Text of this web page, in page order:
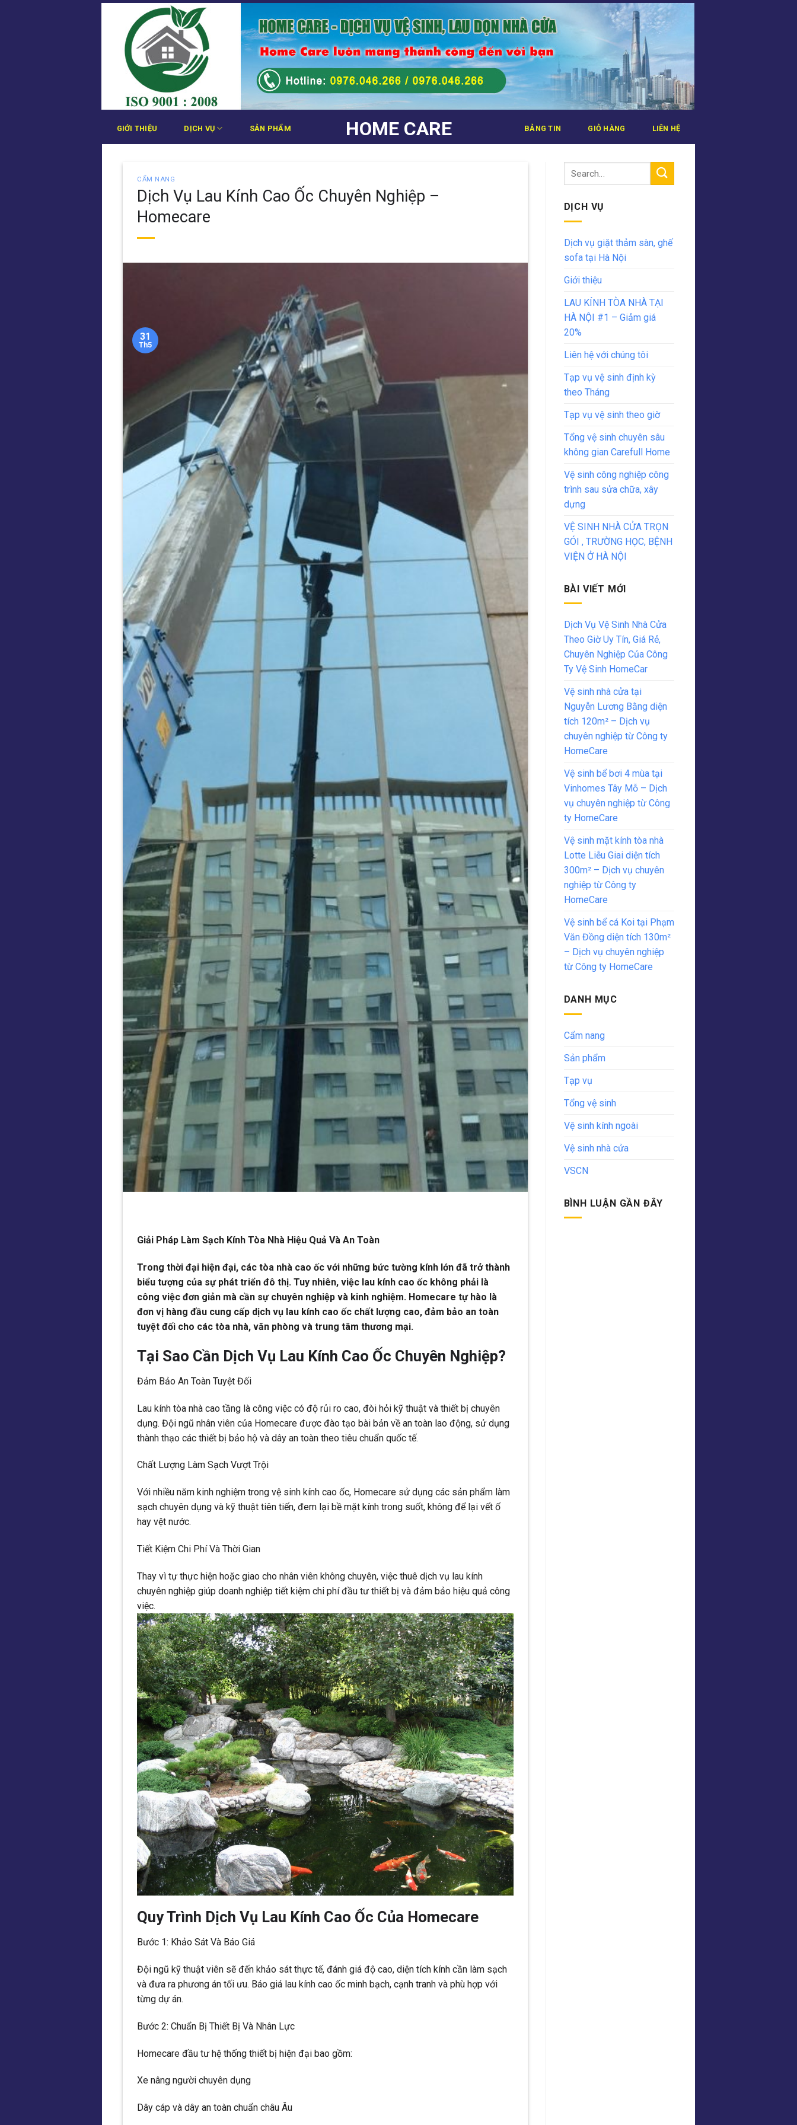
Bỏ
HOME CARE
GIỚI THIỆU DỊCH VỤ SẢN PHẨM BẢNG TIN GIỎ HÀNG LIÊN HỆ
CẨM NANG
Dịch Vụ Lau Kính Cao Ốc Chuyên Nghiệp –
Homecare
31
Th5
Giải Pháp Làm Sạch Kính Tòa Nhà Hiệu Quả Và An Toàn
Trong thời đại hiện đại, các tòa nhà cao ốc với những bức tường kính lớn đã trở thành
biểu tượng của sự phát triển đô thị. Tuy nhiên, việc lau kính cao ốc không phải là
công việc đơn giản mà cần sự chuyên nghiệp và kinh nghiệm. Homecare tự hào là
đơn vị hàng đầu cung cấp dịch vụ lau kính cao ốc chất lượng cao, đảm bảo an toàn
tuyệt đối cho các tòa nhà, văn phòng và trung tâm thương mại.
Tại Sao Cần Dịch Vụ Lau Kính Cao Ốc Chuyên Nghiệp?
Đảm Bảo An Toàn Tuyệt Đối
Lau kính tòa nhà cao tầng là công việc có độ rủi ro cao, đòi hỏi kỹ thuật và thiết bị chuyên
dụng. Đội ngũ nhân viên của Homecare được đào tạo bài bản về an toàn lao động, sử dụng
thành thạo các thiết bị bảo hộ và dây an toàn theo tiêu chuẩn quốc tế.
Chất Lượng Làm Sạch Vượt Trội
Với nhiều năm kinh nghiệm trong vệ sinh kính cao ốc, Homecare sử dụng các sản phẩm làm
sạch chuyên dụng và kỹ thuật tiên tiến, đem lại bề mặt kính trong suốt, không để lại vết ố
hay vệt nước.
Tiết Kiệm Chi Phí Và Thời Gian
Thay vì tự thực hiện hoặc giao cho nhân viên không chuyên, việc thuê dịch vụ lau kính
chuyên nghiệp giúp doanh nghiệp tiết kiệm chi phí đầu tư thiết bị và đảm bảo hiệu quả công
việc.
Quy Trình Dịch Vụ Lau Kính Cao Ốc Của Homecare
Bước 1: Khảo Sát Và Báo Giá
Đội ngũ kỹ thuật viên sẽ đến khảo sát thực tế, đánh giá độ cao, diện tích kính cần làm sạch
và đưa ra phương án tối ưu. Báo giá lau kính cao ốc minh bạch, cạnh tranh và phù hợp với
từng dự án.
Bước 2: Chuẩn Bị Thiết Bị Và Nhân Lực
Homecare đầu tư hệ thống thiết bị hiện đại bao gồm:
Xe nâng người chuyên dụng
Dây cáp và dây an toàn chuẩn châu Âu
DỊCH VỤ
Dịch vụ giặt thảm sàn, ghế
sofa tại Hà Nội
Giới thiệu
LAU KÍNH TÒA NHÀ TẠI
HÀ NỘI #1 – Giảm giá
20%
Liên hệ với chúng tôi
Tạp vụ vệ sinh định kỳ
theo Tháng
Tạp vụ vệ sinh theo giờ
Tổng vệ sinh chuyên sâu
không gian Carefull Home
Vệ sinh công nghiệp công
trình sau sửa chữa, xây
dựng
VỆ SINH NHÀ CỬA TRỌN
GÓI , TRƯỜNG HỌC, BỆNH
VIỆN Ở HÀ NỘI
BÀI VIẾT MỚI
Dịch Vụ Vệ Sinh Nhà Cửa
Theo Giờ Uy Tín, Giá Rẻ,
Chuyên Nghiệp Của Công
Ty Vệ Sinh HomeCar
Vệ sinh nhà cửa tại
Nguyễn Lương Bằng diện
tích 120m² – Dịch vụ
chuyên nghiệp từ Công ty
HomeCare
Vệ sinh bể bơi 4 mùa tại
Vinhomes Tây Mỗ – Dịch
vụ chuyên nghiệp từ Công
ty HomeCare
Vệ sinh mặt kính tòa nhà
Lotte Liễu Giai diện tích
300m² – Dịch vụ chuyên
nghiệp từ Công ty
HomeCare
Vệ sinh bể cá Koi tại Phạm
Văn Đồng diện tích 130m²
– Dịch vụ chuyên nghiệp
từ Công ty HomeCare
DANH MỤC
Cẩm nang
Sản phẩm
Tạp vụ
Tổng vệ sinh
Vệ sinh kính ngoài
Vệ sinh nhà cửa
VSCN
BÌNH LUẬN GẦN ĐÂY